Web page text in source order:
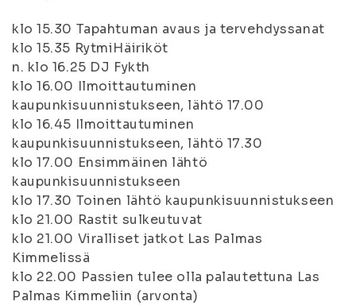
klo 15.30 Tapahtuman avaus ja tervehdyssanat
klo 15.35 RytmiHäiriköt
n. klo 16.25 DJ Fykth
klo 16.00 Ilmoittautuminen
kaupunkisuunnistukseen, lähtö 17.00
klo 16.45 Ilmoittautuminen
kaupunkisuunnistukseen, lähtö 17.30
klo 17.00 Ensimmäinen lähtö
kaupunkisuunnistukseen
klo 17.30 Toinen lähtö kaupunkisuunnistukseen
klo 21.00 Rastit sulkeutuvat
klo 21.00 Viralliset jatkot Las Palmas
Kimmelissä
klo 22.00 Passien tulee olla palautettuna Las
Palmas Kimmeliin (arvonta)